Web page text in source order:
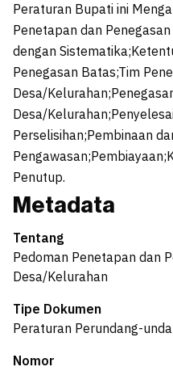
Peraturan Bupati ini
Penetapan dan
dengan
Penegasan Batas;Tim
Desa/
Desa/
Perselisihan;Pembinaan
Penutup.
Metadata
Tentang
Pedoman Penetapan dan
Desa/Kelurahan
Tipe Dokumen
Peraturan Perundang-
Nomor